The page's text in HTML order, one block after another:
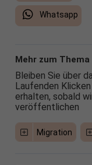
Whatsapp
Mehr zum Thema
Bleiben Sie über
Laufenden
erhalten, sobald
veröffentlichen
Migration